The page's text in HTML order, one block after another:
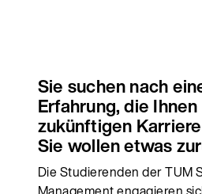
Sie suchen nach
Erfahrung, die
zukünftigen
Sie wollen etwas
Die Studierenden der TUM
Management engagieren